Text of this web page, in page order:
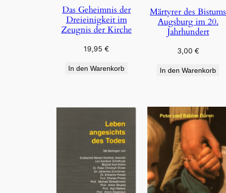
Das Geheimnis der
Dreieinigkeit im
Zeugnis der Kirche
19,95€
In den Warenkorb
Märtyrer des Bistums
Augsburg im 20.
Jahrhundert
3,00 €
In den Warenkorb